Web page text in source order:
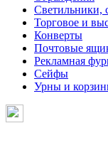
Светильники,
Торговое и
Конверты
Почтовые
Рекламная
Сейфы
Урны и